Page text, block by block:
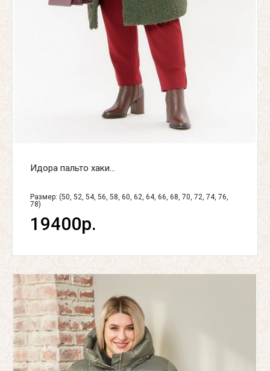
Идора пальто хаки...
Размер: (50, 52, 54, 56, 58, 60, 62, 64, 66, 68, 70, 72, 74, 76,
78)
19400р.